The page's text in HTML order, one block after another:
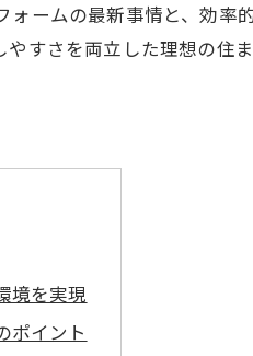
ームの最新事情と、効率
すさを両立した理想の住
境を実現
ポイント